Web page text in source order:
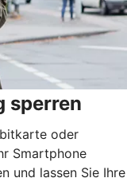
sperren
oder
Smartphone
und lassen Sie Ihre